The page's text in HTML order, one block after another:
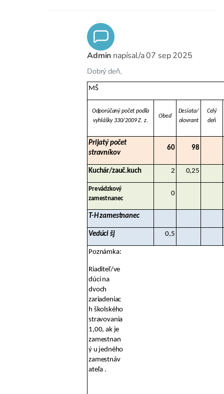
Admin napísal/a07 sep 2025
Dobrý deň,
MŠ
Odporúčaný počet podľa
vyhlášky 330/2009 Z. z.
Obed
Desiata/
olovrant
Celý
deň
Prijatý počet
stravníkov
60 98
Kuchár/zauč.kuch 2 0,25
Prevádzkový
zamestnanec
0
T-H zamestnanec
Vedúci šj 0,5
Poznámka:
Riaditeľ/ve
dúci na
dvoch
zariadeniac
h školského
stravovania
1,00, ak je
zamestnan
ý u jedného
zamestnáv
ateľa .